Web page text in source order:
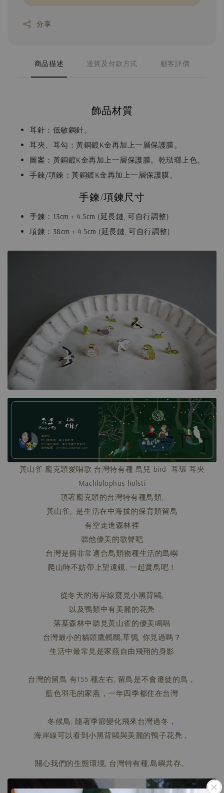
黃山雀 龐克頭愛唱歌 台灣特有種 鳥兒 bird 耳環 耳夾
Machlolophus holsti
頂著龐克頭的台灣特有種鳥類,
黃山雀, 是生活在中海拔的保育類留鳥
有空走進森林裡
聽他優美的歌聲吧
台灣是個非常適合鳥類物種生活的島嶼
爬山時不妨帶上望遠鏡, 一起賞鳥吧！
從冬天的海岸線窺見小黑背鷗,
以及鴨類中有美麗的花鳧
落葉森林中聽見黃山雀的優美鳴唱
台灣最小的貓頭鷹鵂鶹,草鴞, 你見過嗎？
生活中最常見是家燕自由飛翔的身影
台灣的留鳥 有155 種左右, 留鳥是不會遷徒的鳥，
藍色羽毛的家燕，一年四季都住在台灣
冬候鳥, 隨著季節變化飛來台灣過冬，
海岸線可以看到小黑背鷗與美麗的鴨子花鳧，
關心我們的生態環境, 台灣特有種,島嶼共存。
分享
商品描述 送貨及付款方式 顧客評價
飾品材質
耳針：低敏鋼針。
耳夾、耳勾：黃銅鍍K金再加上一層保護膜。
圖案：黃銅鍍K金再加上一層保護膜。乾琺瑯上色。
手鍊/項鍊：黃銅鍍K金再加上一層保護膜。
手鍊/項鍊尺寸
手鍊：13cm + 4.5cm (延長鏈, 可自行調整)
項鍊：38cm + 4.5cm (延長鏈, 可自行調整)